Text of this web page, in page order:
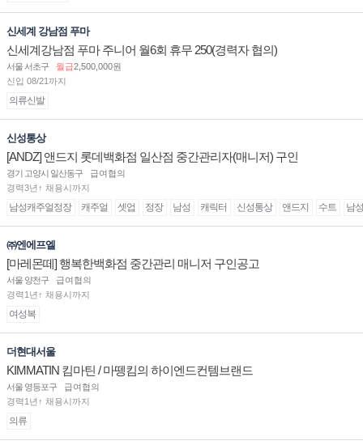
신세계 강남점 푸마
신세계강남점 푸마 주니어 월6회 휴무 250(경력자 협의)
서울 서초구 월급2,500,000원
신입 08/21까지
의류신발
신성통상
[ANDZ] 앤드지 롯데백화점 일산점 중간관리자(매니저) 구인
경기 고양시 일산동구
급여협의
경력3년↑ 채용시까지
남성캐주얼정장 캐주얼 셋업 정장 남성 캐릭터 신성통상 앤드지 수트 남
㈜엔에프엘
[마레몬떼] 행복한백화점 중간관리 매니저 구인공고
서울 양천구
급여협의
경력1년↑ 채용시까지
여성복
더현대서울
KIMMATIN 킴마틴 / 마뗑킴의 하이엔드컨템브랜드
서울 영등포구
급여협의
경력1년↑ 채용시까지
의류